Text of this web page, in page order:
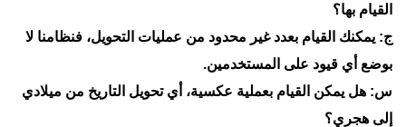
القيام بها؟
ج: يمكنك القيام بعدد غير محدود من عمليات التحويل، فنظامنا لا
بوضع أي قيود على المستخدمين.
س: هل يمكن القيام بعملية عكسية، أي تحويل التاريخ من ميلادي
إلى هجري؟